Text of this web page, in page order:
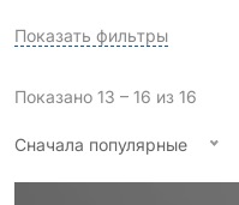
Показать фильтры
Показано 13 – 16 из 16
Сначала популярные